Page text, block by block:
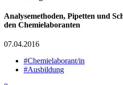
Analysemethoden, Pipetten und
den Chemielaboranten
07.04.2016
#Chemielaborant/in
#Ausbildung